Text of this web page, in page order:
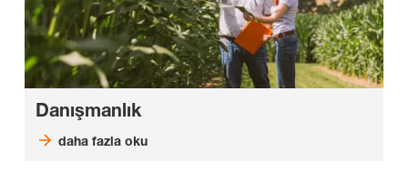
Danışmanlık
daha fazla oku